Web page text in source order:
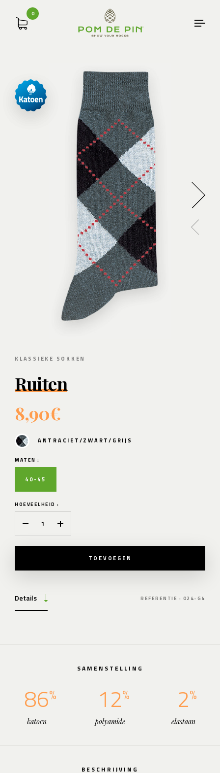
KLASSIEKE SOKKEN
Ruiten
8,90€
ANTRACIET/ZWART/GRIJS
MATEN :
40-45
HOEVEELHEID :
TOEVOEGEN
Details REFERENTIE : 024-G4
SAMENSTELLING
86
katoen
12
polyamide
2
elastaan
BESCHRIJVING